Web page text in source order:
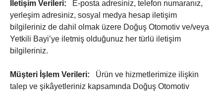
İletişim Verileri: E-posta adresiniz, telefon numaranız,
yerleşim adresiniz, sosyal medya hesap iletişim
bilgileriniz de dahil olmak üzere Doğuş Otomotiv ve/veya
Yetkili Bayi’ye iletmiş olduğunuz her türlü iletişim
bilgileriniz.
Müşteri İşlem Verileri: Ürün ve hizmetlerimize ilişkin
talep ve şikâyetleriniz kapsamında Doğuş Otomotiv